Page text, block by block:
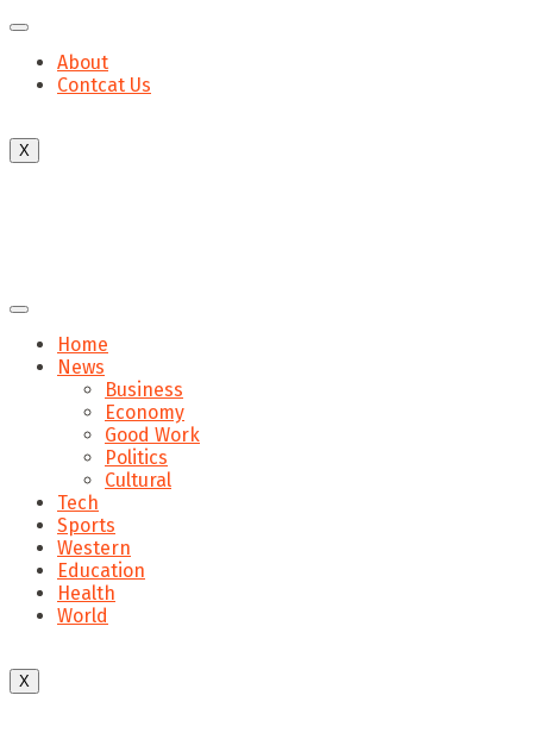
About
Contcat Us
X
Home
News
Business
Economy
Good Work
Politics
Cultural
Tech
Sports
Western
Education
Health
World
X